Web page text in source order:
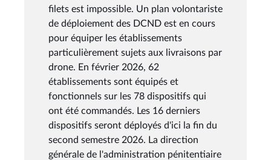
filets est impossible. Un plan volontariste
de déploiement des DCND est en cours
pour équiper les établissements
particulièrement sujets aux livraisons par
drone. En février 2026, 62
établissements sont équipés et
fonctionnels sur les 78 dispositifs qui
ont été commandés. Les 16 derniers
dispositifs seront déployés d'ici la fin du
second semestre 2026. La direction
générale de l'administration pénitentiaire